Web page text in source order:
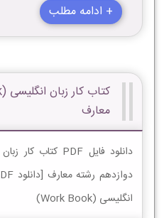
+ ادامه مطلب
معارف
انگليسی (Work Book)